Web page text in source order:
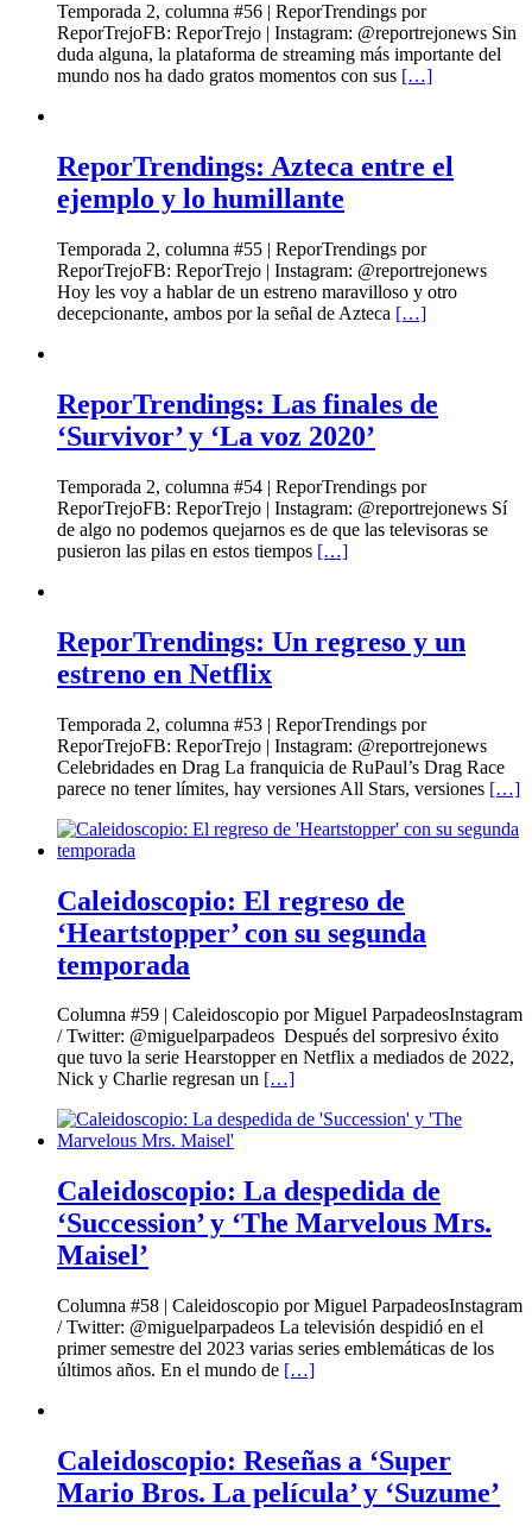
Temporada 2, columna #56 | ReporTrendings por
ReporTrejoFB: ReporTrejo | Instagram: @reportrejonews Sin
duda alguna, la plataforma de streaming más importante del
mundo nos ha dado gratos momentos con sus […]
ReporTrendings: Azteca entre el
ejemplo y lo humillante
Temporada 2, columna #55 | ReporTrendings por
ReporTrejoFB: ReporTrejo | Instagram: @reportrejonews
Hoy les voy a hablar de un estreno maravilloso y otro
decepcionante, ambos por la señal de Azteca […]
ReporTrendings: Las finales de
‘Survivor’ y ‘La voz 2020’
Temporada 2, columna #54 | ReporTrendings por
ReporTrejoFB: ReporTrejo | Instagram: @reportrejonews Sí
de algo no podemos quejarnos es de que las televisoras se
pusieron las pilas en estos tiempos […]
ReporTrendings: Un regreso y un
estreno en Netflix
Temporada 2, columna #53 | ReporTrendings por
ReporTrejoFB: ReporTrejo | Instagram: @reportrejonews
Celebridades en Drag La franquicia de RuPaul’s Drag Race
parece no tener límites, hay versiones All Stars, versiones […]
Caleidoscopio: El regreso de
‘Heartstopper’ con su segunda
temporada
Columna #59 | Caleidoscopio por Miguel ParpadeosInstagram
/ Twitter: @miguelparpadeos Después del sorpresivo éxito
que tuvo la serie Hearstopper en Netflix a mediados de 2022,
Nick y Charlie regresan un […]
Caleidoscopio: La despedida de
‘Succession’ y ‘The Marvelous Mrs.
Maisel’
Columna #58 | Caleidoscopio por Miguel ParpadeosInstagram
/ Twitter: @miguelparpadeos La televisión despidió en el
primer semestre del 2023 varias series emblemáticas de los
últimos años. En el mundo de […]
Caleidoscopio: Reseñas a ‘Super
Mario Bros. La película’ y ‘Suzume’